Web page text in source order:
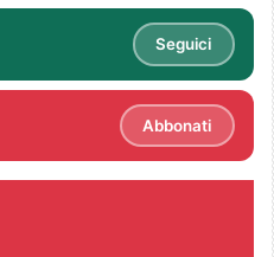
Seguici
Abbonati